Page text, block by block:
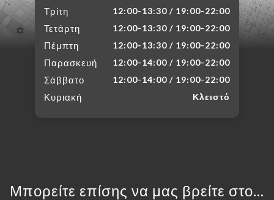
Τρίτη 12:00-13:30 / 19:00-22:00
Τετάρτη 12:00-13:30 / 19:00-22:00
Πέμπτη 12:00-13:30 / 19:00-22:00
Παρασκευή 12:00-14:00 / 19:00-22:00
Σάββατο 12:00-14:00 / 19:00-22:00
Κυριακή Κλειστό
Μπορείτε επίσης να μας βρείτε στο...